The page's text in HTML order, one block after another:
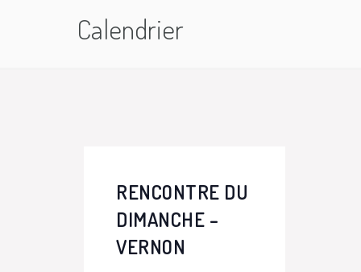
Calendrier
RENCONTRE DU
DIMANCHE –
VERNON